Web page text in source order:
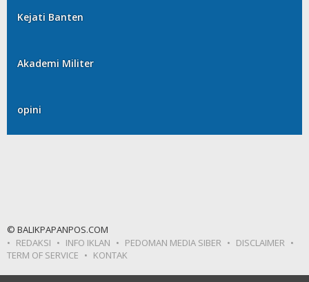
Kejati Banten
Akademi Militer
opini
© BALIKPAPANPOS.COM
REDAKSI
INFO IKLAN PEDOMAN MEDIA SIBER
DISCLAIMER
TERM OF SERVICE
KONTAK